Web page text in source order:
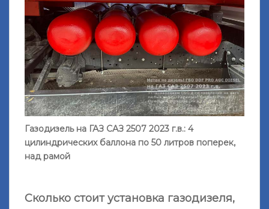
Газодизель на ГАЗ САЗ 2507 2023 г.в.: 4
цилиндрических баллона по 50 литров поперек,
над рамой
Сколько стоит установка газодизеля,